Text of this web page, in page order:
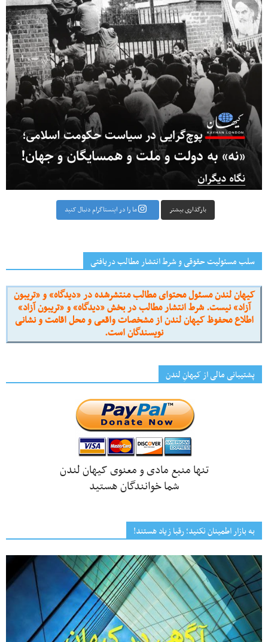
بارگذاری بیشتر ما را در اینستاگرام دنبال کنید
سلب مسئولیت حقوقی و شرط انتشار مطالب دریافتی
کیهان لندن مسئول محتوای مطالب منتشرشده در «دیدگاه» و «تریبون
آزاد» نیست. شرط انتشار مطالب در بخش «دیدگاه» و «تریبون آزاد»
اطلاع محفوظ کیهان لندن از مشخصات واقعی و محل اقامت و نشانی
نویسندگان است.
پشتیبانی مالی از کیهانِ لندن
تنها منبع مادی و معنوی کیهان لندن
شما خوانندگان هستید
به بازار اطمینان نکنید؛ رقبا زیاد هستند!